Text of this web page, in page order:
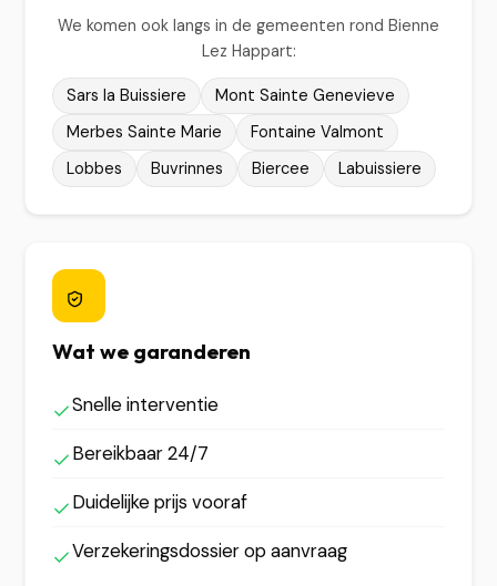
We komen ook langs in de gemeenten rond Bienne
Lez Happart:
Sars la Buissiere
Mont Sainte Genevieve
Merbes Sainte Marie
Fontaine Valmont
Lobbes
Buvrinnes Biercee Labuissiere
Wat we garanderen
Snelle interventie
Bereikbaar 24/7
Duidelijke prijs vooraf
Verzekeringsdossier op aanvraag